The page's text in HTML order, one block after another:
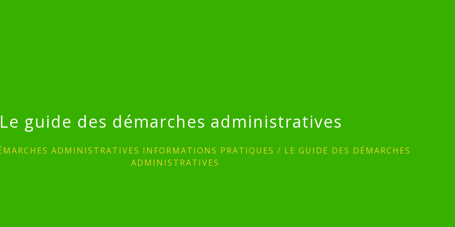
Le guide des démarches administratives
ADMINISTRATIVES INFORMATIONS PRATIQUES / LE GUIDE DES DÉMARCHES
ADMINISTRATIVES